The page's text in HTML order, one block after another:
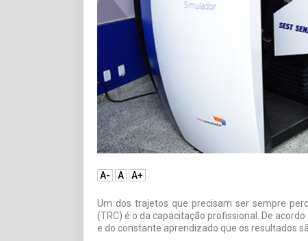
A- A A+
Um dos trajetos que precisam ser sempre
(TRC) é o da capacitação profissional. De
e do constante aprendizado que os resultados